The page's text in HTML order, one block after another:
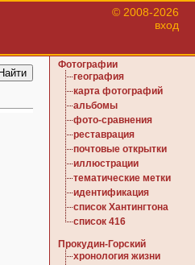
© 2008-2026
вход
Фотографии
география
карта фотографий
альбомы
фото-сравнения
реставрация
почтовые открытки
иллюстрации
тематические метки
идентификация
список Хантингтона
список 416
Прокудин-Горский
хронология жизни